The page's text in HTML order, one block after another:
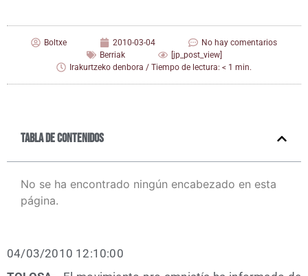
Boltxe 2010-03-04
No hay comentarios
Berriak
[jp_post_view]
Irakurtzeko denbora / Tiempo de lectura: < 1 min.
Tabla de contenidos
No se ha encontrado ningún encabezado en esta
página.
04/​03/​2010 12:10:00